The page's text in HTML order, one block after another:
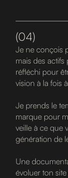
(04)
Je ne conçois
mais des
réfléchi pour
vision à la fois
Je prends le
marque pour
veille à ce que
génération de
Une
évoluer ton